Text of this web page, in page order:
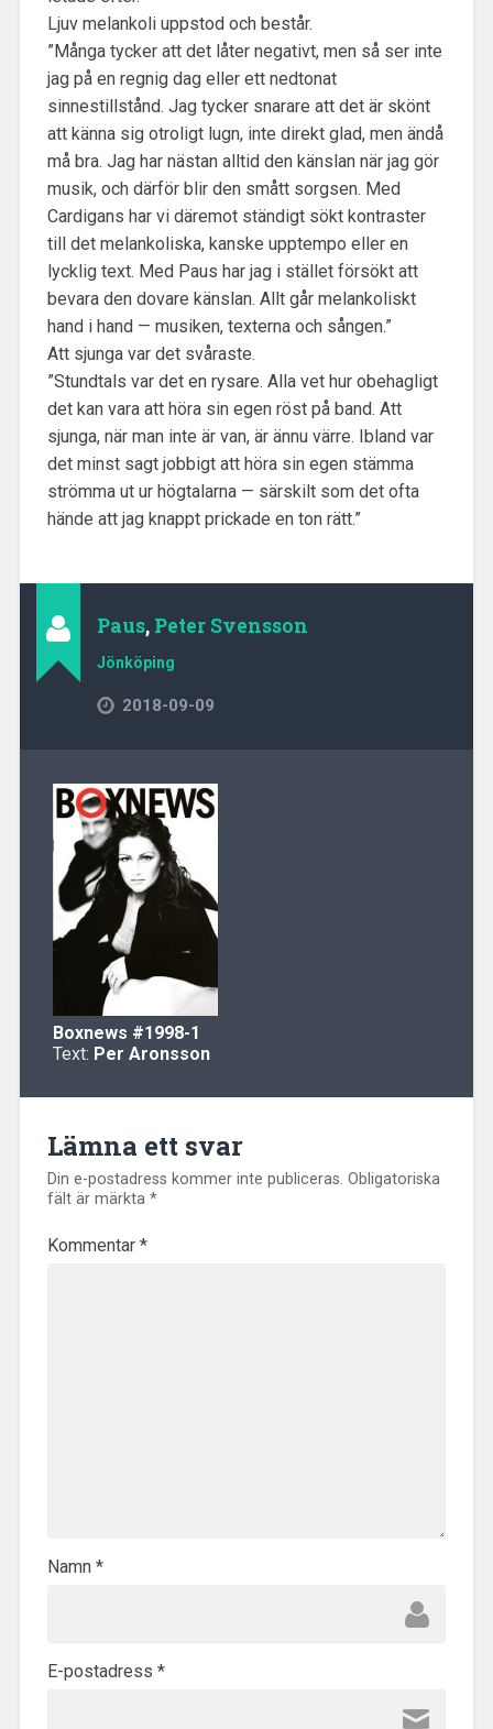
Ljuv melankoli uppstod och består.
”Många tycker att det låter negativt, men så ser inte
jag på en regnig dag eller ett nedtonat
sinnestillstånd. Jag tycker snarare att det är skönt
att känna sig otroligt lugn, inte direkt glad, men ändå
må bra. Jag har nästan alltid den känslan när jag gör
musik, och därför blir den smått sorgsen. Med
Cardigans har vi däremot ständigt sökt kontraster
till det melankoliska, kanske upptempo eller en
lycklig text. Med Paus har jag i stället försökt att
bevara den dovare känslan. Allt går melankoliskt
hand i hand — musiken, texterna och sången.”
Att sjunga var det svåraste.
”Stundtals var det en rysare. Alla vet hur obehagligt
det kan vara att höra sin egen röst på band. Att
sjunga, när man inte är van, är ännu värre. Ibland var
det minst sagt jobbigt att höra sin egen stämma
strömma ut ur högtalarna — särskilt som det ofta
hände att jag knappt prickade en ton rätt.”
Paus, Peter Svensson
Jönköping
2018-09-09
Boxnews #1998-1
Text: Per Aronsson
Lämna ett svar
Din e-postadress kommer inte publiceras. Obligatoriska
fält är märkta *
Kommentar *
Namn *
E-postadress *